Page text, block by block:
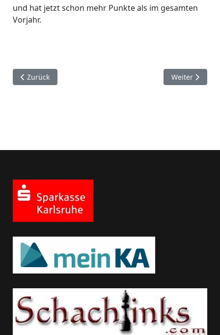
und hat jetzt schon mehr Punkte als im gesamten
Vorjahr.
Vorheriger Beitrag: Bezirkspokal 12/13 Halbfinale
Zurück Nächster
Weiter